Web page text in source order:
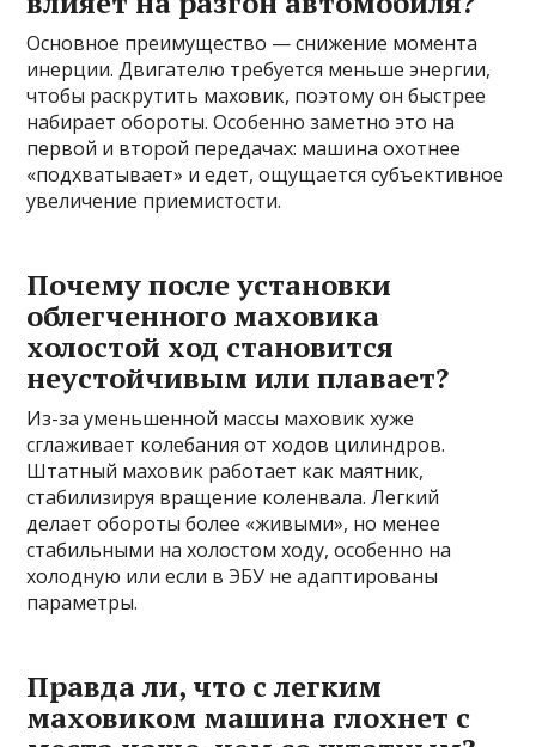
Основное преимущество — снижение момента
инерции. Двигателю требуется меньше энергии,
чтобы раскрутить маховик, поэтому он быстрее
набирает обороты. Особенно заметно это на
первой и второй передачах: машина охотнее
«подхватывает» и едет, ощущается субъективное
увеличение приемистости.
Почему после установки
облегченного маховика
холостой ход становится
неустойчивым или плавает?
Из-за уменьшенной массы маховик хуже
сглаживает колебания от ходов цилиндров.
Штатный маховик работает как маятник,
стабилизируя вращение коленвала. Легкий
делает обороты более «живыми», но менее
стабильными на холостом ходу, особенно на
холодную или если в ЭБУ не адаптированы
параметры.
Правда ли, что с легким
маховиком машина глохнет с